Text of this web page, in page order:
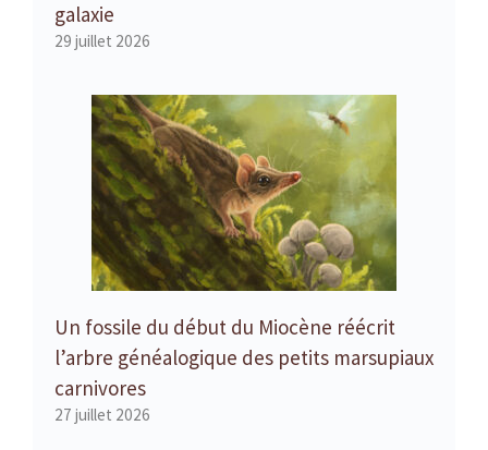
galaxie
29 juillet 2026
Un fossile du début du Miocène réécrit
l’arbre généalogique des petits marsupiaux
carnivores
27 juillet 2026